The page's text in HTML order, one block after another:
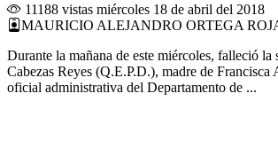
11188 vistas miércoles 18 de abril del 2018
MAURICIO ALEJANDRO ORTEGA
Durante la mañana de este miércoles, falleció la
Cabezas Reyes (Q.E.P.D.), madre de Francisca
oficial administrativa del Departamento de ...